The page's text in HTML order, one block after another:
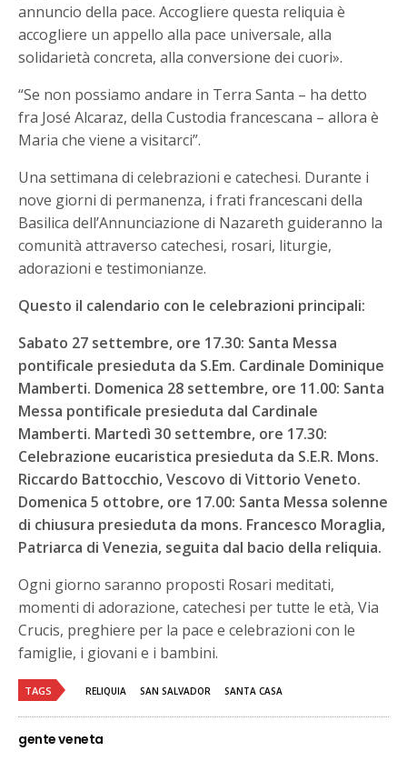
annuncio della pace. Accogliere questa reliquia è
accogliere un appello alla pace universale, alla
solidarietà concreta, alla conversione dei cuori».
“Se non possiamo andare in Terra Santa – ha detto
fra José Alcaraz, della Custodia francescana – allora è
Maria che viene a visitarci”.
Una settimana di celebrazioni e catechesi. Durante i
nove giorni di permanenza, i frati francescani della
Basilica dell’Annunciazione di Nazareth guideranno la
comunità attraverso catechesi, rosari, liturgie,
adorazioni e testimonianze.
Questo il calendario con le celebrazioni principali:
Sabato 27 settembre, ore 17.30: Santa Messa
pontificale presieduta da S.Em. Cardinale Dominique
Mamberti. Domenica 28 settembre, ore 11.00: Santa
Messa pontificale presieduta dal Cardinale
Mamberti. Martedì 30 settembre, ore 17.30:
Celebrazione eucaristica presieduta da S.E.R. Mons.
Riccardo Battocchio, Vescovo di Vittorio Veneto.
Domenica 5 ottobre, ore 17.00: Santa Messa solenne
di chiusura presieduta da mons. Francesco Moraglia,
Patriarca di Venezia, seguita dal bacio della reliquia.
Ogni giorno saranno proposti Rosari meditati,
momenti di adorazione, catechesi per tutte le età, Via
Crucis, preghiere per la pace e celebrazioni con le
famiglie, i giovani e i bambini.
TAGS RELIQUIA SAN SALVADOR SANTA CASA
gente veneta